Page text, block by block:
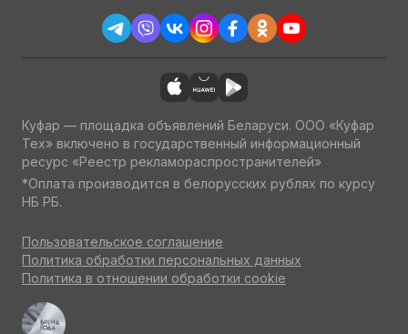
Куфар — площадка объявлений Беларуси. ООО «Куфар
Тех» включено в государственный информационный
ресурс «Реестр рекламораспространителей»
*Оплата производится в белорусских рублях по курсу
НБ РБ.
Пользовательское соглашение
Политика обработки персональных данных
Политика в отношении обработки cookie